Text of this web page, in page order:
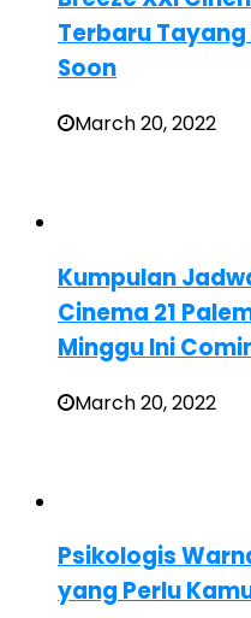
Terbaru
Soon
March 20, 2022
Kumpulan
Cinema 21
Minggu Ini
March 20, 2022
Psikologis
yang Perlu